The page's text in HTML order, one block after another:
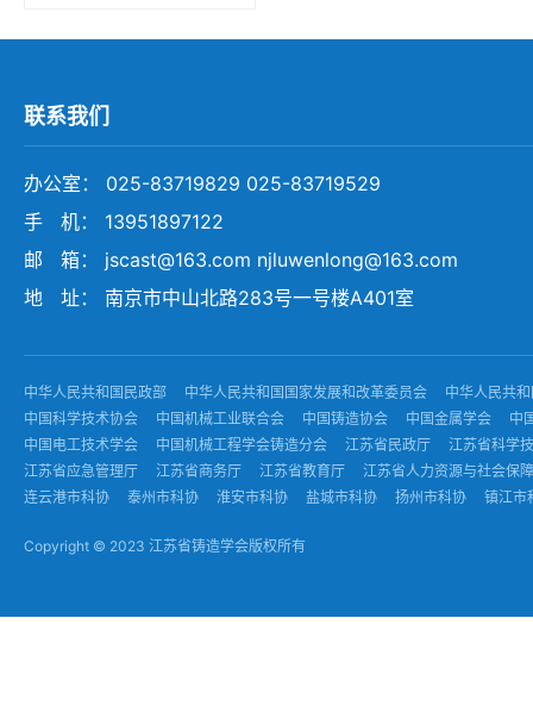
联系我们
办公室： 025-83719829 025-83719529
手 机： 13951897122
邮 箱： jscast@163.com njluwenlong@163.com
地 址： 南京市中山北路283号一号楼A401室
中华人民共和国民政部 中华人民共和国国家发展和改革委员会
中华人民共
中国科学技术协会
中国机械工业联合会 中国铸造协会 中国金属学会
中
中国电工技术学会
中国机械工程学会铸造分会 江苏省民政厅
江苏省科学
江苏省应急管理厅
江苏省商务厅 江苏省教育厅
江苏省人力资源与社会保
连云港市科协
泰州市科协 淮安市科协 盐城市科协 扬州市科协 镇江市
Copyright © 2023 江苏省铸造学会版权所有